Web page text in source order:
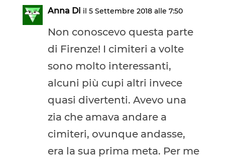
Anna Di il 5 Settembre 2018 alle 7:50
Non conoscevo questa parte
di Firenze! I cimiteri a volte
sono molto interessanti,
alcuni più cupi altri invece
quasi divertenti. Avevo una
zia che amava andare a
cimiteri, ovunque andasse,
era la sua prima meta. Per me